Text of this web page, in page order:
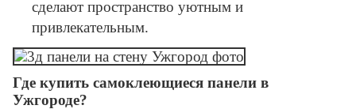
сделают пространство уютным и
привлекательным.
Где купить самоклеющиеся панели в
Ужгороде?